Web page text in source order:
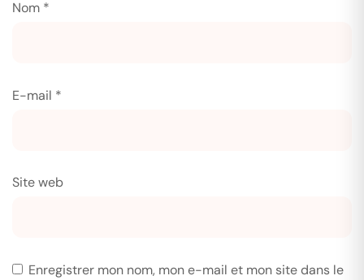
Nom *
E-mail *
Site web
Enregistrer mon nom, mon e-mail et mon site dans le